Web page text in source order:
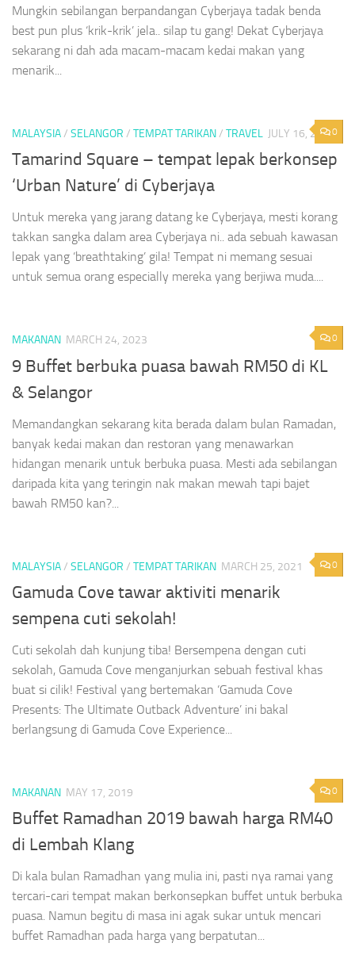
Mungkin sebilangan berpandangan Cyberjaya tadak benda
best pun plus ‘krik-krik’ jela.. silap tu gang! Dekat Cyberjaya
sekarang ni dah ada macam-macam kedai makan yang
menarik...
0
MALAYSIA/ SELANGOR / TEMPAT TARIKAN/ TRAVEL JULY 16, 2019
Tamarind Square – tempat lepak berkonsep
‘Urban Nature’ di Cyberjaya
Untuk mereka yang jarang datang ke Cyberjaya, mesti korang
takkan sangka dalam area Cyberjaya ni.. ada sebuah kawasan
lepak yang ‘breathtaking’ gila! Tempat ni memang sesuai
untuk semua orang especially mereka yang berjiwa muda....
0
MAKANAN MARCH 24, 2023
9 Buffet berbuka puasa bawah RM50 di KL
& Selangor
Memandangkan sekarang kita berada dalam bulan Ramadan,
banyak kedai makan dan restoran yang menawarkan
hidangan menarik untuk berbuka puasa. Mesti ada sebilangan
daripada kita yang teringin nak makan mewah tapi bajet
bawah RM50 kan?...
0
MALAYSIA/ SELANGOR / TEMPAT TARIKAN MARCH 25, 2021
Gamuda Cove tawar aktiviti menarik
sempena cuti sekolah!
Cuti sekolah dah kunjung tiba! Bersempena dengan cuti
sekolah, Gamuda Cove menganjurkan sebuah festival khas
buat si cilik! Festival yang bertemakan ‘Gamuda Cove
Presents: The Ultimate Outback Adventure’ ini bakal
berlangsung di Gamuda Cove Experience...
0
MAKANAN MAY 17, 2019
Buffet Ramadhan 2019 bawah harga RM40
di Lembah Klang
Di kala bulan Ramadhan yang mulia ini, pasti nya ramai yang
tercari-cari tempat makan berkonsepkan buffet untuk berbuka
puasa. Namun begitu di masa ini agak sukar untuk mencari
buffet Ramadhan pada harga yang berpatutan...